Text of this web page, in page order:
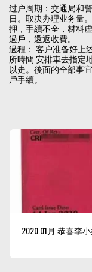
过户周期：交通局和
日。取决办理业务量
押，手續不全，材料
過戶，還返收費。
過程： 客户准备好上
所時間 安排車去指定
以走。後面的全部事
戶手續。
2020.01月 恭喜李